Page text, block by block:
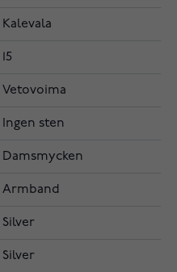
Kalevala
15
Vetovoima
Ingen sten
Damsmycken
Armband
Silver
Silver